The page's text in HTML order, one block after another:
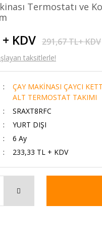
Termostatı ve
KDV 291,67 TL+ KDV
taksitlerle!
ÇAY MAKİNASI ÇAYCI
ALT TERMOSTAT TAKIMI
SRAXT8RFC
YURT DIŞI
6 Ay
233,33 TL + KDV